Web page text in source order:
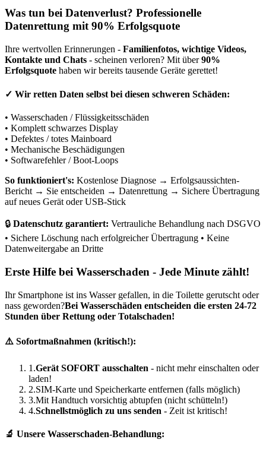
Was tun bei Datenverlust? Professionelle
Datenrettung mit 90% Erfolgsquote
Ihre wertvollen Erinnerungen - Familienfotos, wichtige Videos,
Kontakte und Chats - scheinen verloren? Mit über90%
Erfolgsquote haben wir bereits tausende Geräte gerettet!
✓ Wir retten Daten selbst bei diesen schweren Schäden:
• Wasserschaden / Flüssigkeitsschäden
• Komplett schwarzes Display
• Defektes / totes Mainboard
• Mechanische Beschädigungen
• Softwarefehler / Boot-Loops
So funktioniert's: Kostenlose Diagnose → Erfolgsaussichten-
Bericht → Sie entscheiden → Datenrettung → Sichere Übertragung
auf neues Gerät oder USB-Stick
🔒 Datenschutz garantiert: Vertrauliche Behandlung nach DSGVO
• Sichere Löschung nach erfolgreicher Übertragung • Keine
Datenweitergabe an Dritte
Erste Hilfe bei Wasserschaden - Jede Minute zählt!
Ihr Smartphone ist ins Wasser gefallen, in die Toilette gerutscht oder
nass geworden?Bei Wasserschäden entscheiden die ersten 24-72
Stunden über Rettung oder Totalschaden!
⚠️ Sofortmaßnahmen (kritisch!):
1.Gerät SOFORT ausschalten - nicht mehr einschalten oder
laden!
2.SIM-Karte und Speicherkarte entfernen (falls möglich)
3.Mit Handtuch vorsichtig abtupfen (nicht schütteln!)
4.Schnellstmöglich zu uns senden - Zeit ist kritisch!
🔬 Unsere Wasserschaden-Behandlung: